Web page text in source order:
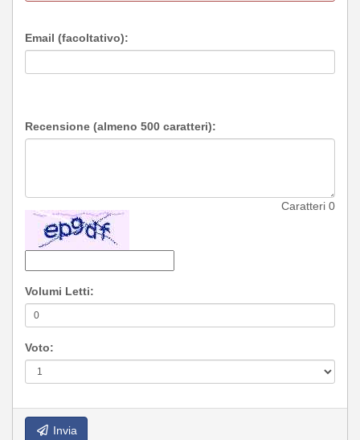
Email (facoltativo):
Recensione (almeno 500 caratteri):
Caratteri 0
Volumi Letti:
Voto:
Invia